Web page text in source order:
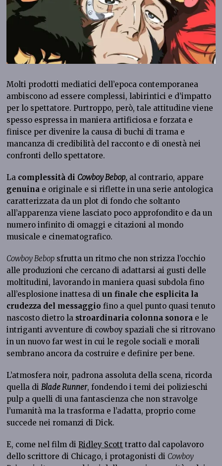
Molti prodotti mediatici dell’epoca contemporanea
ambiscono ad essere complessi, labirintici e d’impatto
per lo spettatore. Purtroppo, però, tale attitudine viene
spesso espressa in maniera artificiosa e forzata e
finisce per divenire la causa di buchi di trama e
mancanza di credibilità del racconto e di onestà nei
confronti dello spettatore.
La complessità di Cowboy Bebop, al contrario, appare
genuina e originale e si riflette in una serie antologica
caratterizzata da un plot di fondo che soltanto
all’apparenza viene lasciato poco approfondito e da un
numero infinito di omaggi e citazioni al mondo
musicale e cinematografico.
Cowboy Bebop sfrutta un ritmo che non strizza l’occhio
alle produzioni che cercano di adattarsi ai gusti delle
moltitudini, lavorando in maniera quasi subdola fino
all’esplosione inattesa diun finale che esplicita la
crudezza del messaggiofino a quel punto quasi tenuto
nascosto dietro la stroardinaria colonna sonora e le
intriganti avventure di cowboy spaziali che si ritrovano
in un nuovo far west in cui le regole sociali e morali
sembrano ancora da costruire e definire per bene.
L’atmosfera noir, padrona assoluta della scena, ricorda
quella diBlade Runner, fondendo i temi dei polizieschi
pulp a quelli di una fantascienza che non stravolge
l’umanità ma la trasforma e l’adatta, proprio come
succede nei romanzi di Dick.
E, come nel film diRidley Scott tratto dal capolavoro
dello scrittore di Chicago, i protagonisti di Cowboy